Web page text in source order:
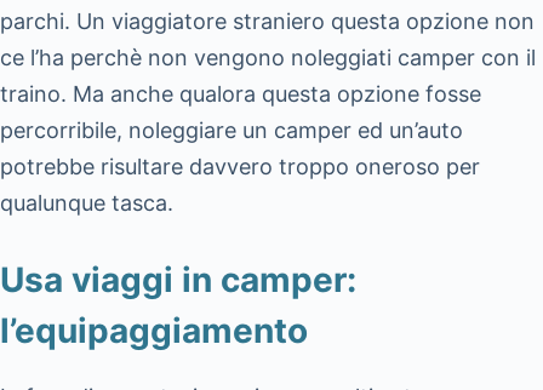
parchi. Un viaggiatore straniero questa opzione non
ce l’ha perchè non vengono noleggiati camper con il
traino. Ma anche qualora questa opzione fosse
percorribile, noleggiare un camper ed un’auto
potrebbe risultare davvero troppo oneroso per
qualunque tasca.
Usa viaggi in camper:
l’equipaggiamento